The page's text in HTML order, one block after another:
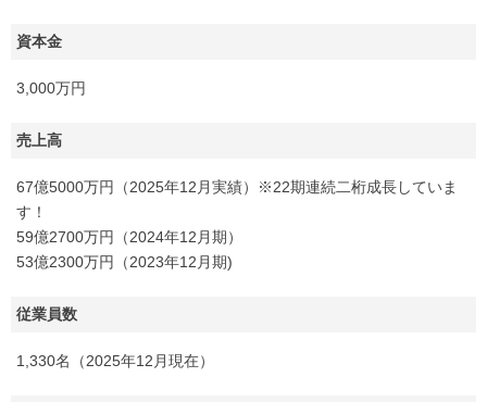
資本金
3,000万円
売上高
67億5000万円（2025年12月実績）※22期連続二桁成長していま
す！
59億2700万円（2024年12月期）
53億2300万円（2023年12月期)
従業員数
1,330名（2025年12月現在）